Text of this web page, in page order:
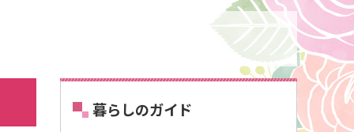
暮らしのガイド